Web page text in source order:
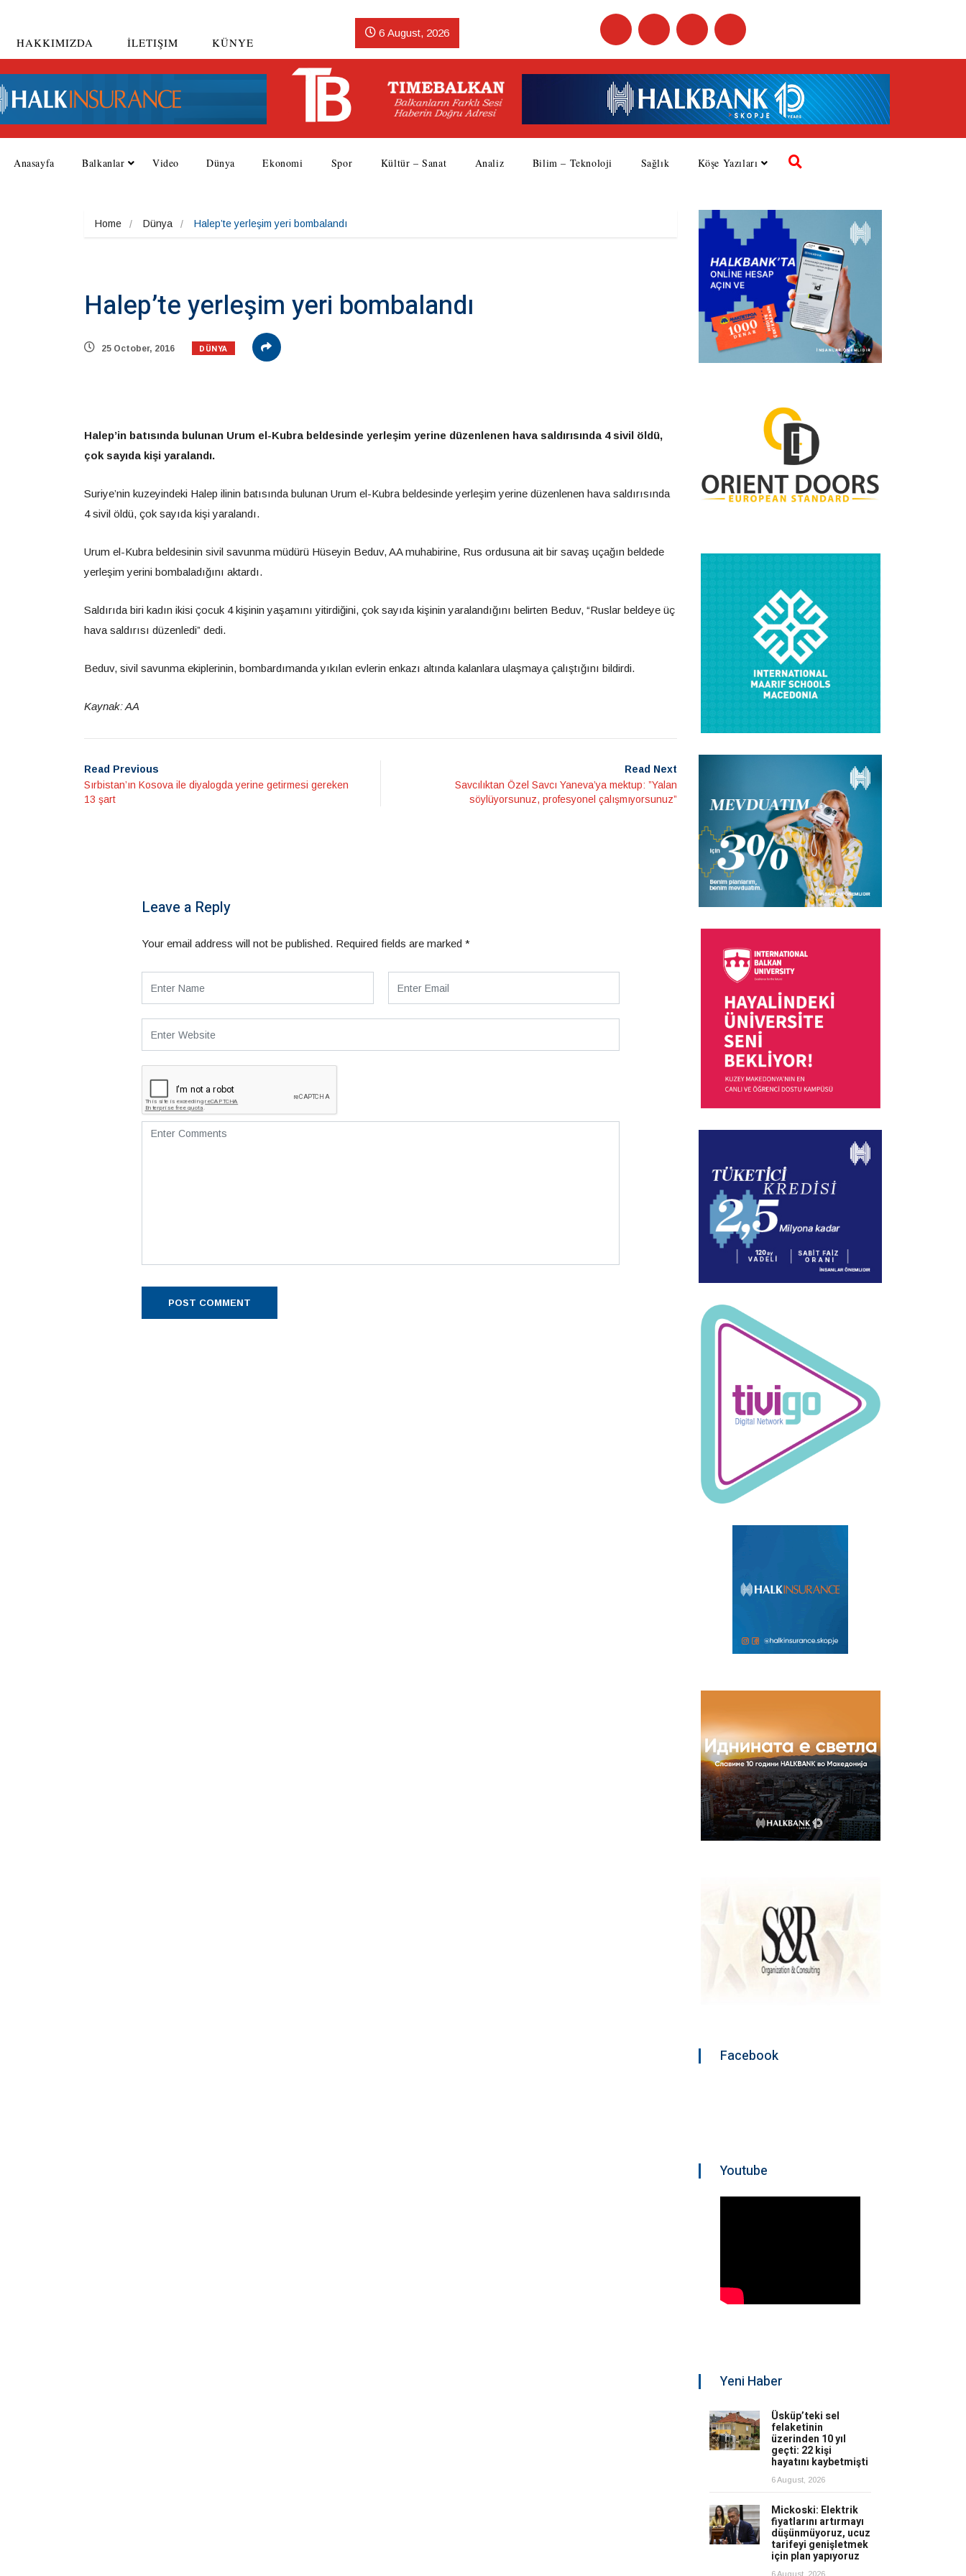
HAKKIMIZDA İLETIŞIM KÜNYE
6 August, 2026
Anasayfa Balkanlar Video Dünya Ekonomi Spor Kültür – Sanat Analiz Bilim – Teknoloji Sağlık Köşe Yazıları
Home Dünya Halep’te yerleşim yeri bombalandı
Halep’te yerleşim yeri bombalandı
25 October, 2016 DÜNYA
Halep’in batısında bulunan Urum el-Kubra beldesinde yerleşim yerine düzenlenen hava saldırısında 4 sivil öldü,
çok sayıda kişi yaralandı.
Suriye’nin kuzeyindeki Halep ilinin batısında bulunan Urum el-Kubra beldesinde yerleşim yerine düzenlenen hava saldırısında
4 sivil öldü, çok sayıda kişi yaralandı.
Urum el-Kubra beldesinin sivil savunma müdürü Hüseyin Beduv, AA muhabirine, Rus ordusuna ait bir savaş uçağın beldede
yerleşim yerini bombaladığını aktardı.
Saldırıda biri kadın ikisi çocuk 4 kişinin yaşamını yitirdiğini, çok sayıda kişinin yaralandığını belirten Beduv, “Ruslar beldeye üç
hava saldırısı düzenledi” dedi.
Beduv, sivil savunma ekiplerinin, bombardımanda yıkılan evlerin enkazı altında kalanlara ulaşmaya çalıştığını bildirdi.
Kaynak: AA
Read Previous
Sırbistan’ın Kosova ile diyalogda yerine getirmesi gereken
13 şart
Read Next
Savcılıktan Özel Savcı Yaneva’ya mektup: ”Yalan
söylüyorsunuz, profesyonel çalışmıyorsunuz”
Leave a Reply
Your email address will not be published. Required fields are marked *
Facebook
Youtube
Yeni Haber
Üsküp’teki sel
felaketinin
üzerinden 10 yıl
geçti: 22 kişi
hayatını kaybetmişti
6 August, 2026
Mickoski: Elektrik
fiyatlarını artırmayı
düşünmüyoruz, ucuz
tarifeyi genişletmek
için plan yapıyoruz
6 August, 2026